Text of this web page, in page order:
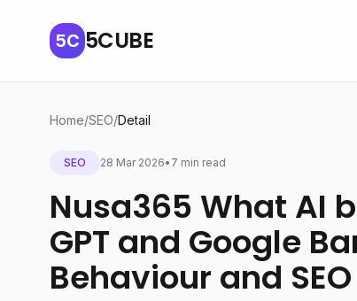
5C 5CUBE
Home/SEO/Detail
SEO 28 Mar 2026• 7 min read
Nusa365 What AI
GPT and Google
Behaviour and